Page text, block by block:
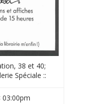
38 et 40;
Spéciale ::
03:00pm